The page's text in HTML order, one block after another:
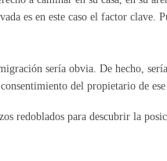
es en este caso el factor clave.
sería obvia. De hecho,
del propietario de
redoblados para descubrir la